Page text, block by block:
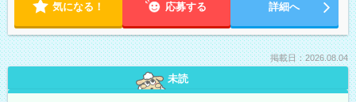
気になる！ 応募する 詳細へ
掲載日：2026.08.04
未読